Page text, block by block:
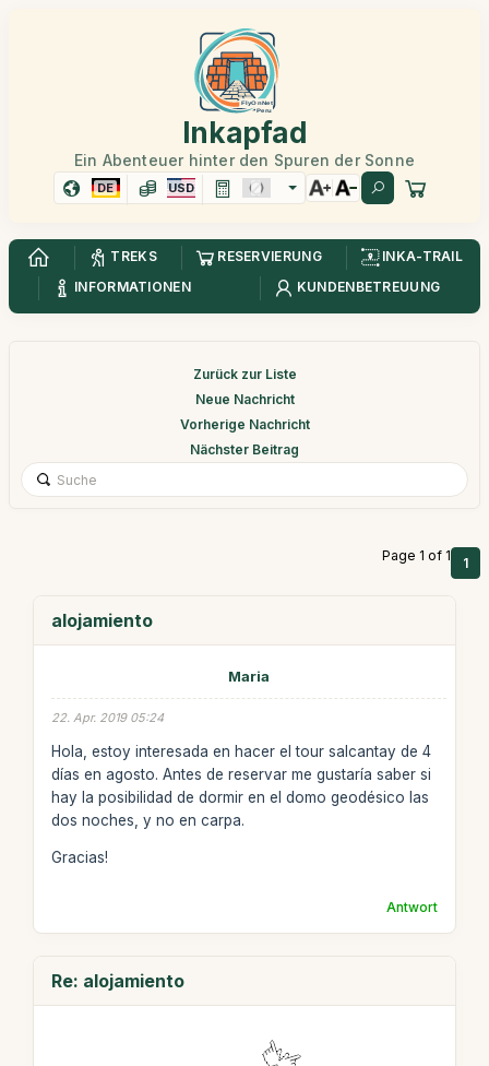
Inkapfad
Ein Abenteuer hinter den Spuren der Sonne
DE USD
TREKS RESERVIERUNG
INKA-TRAIL
INFORMATIONEN
KUNDENBETREUUNG
Zurück zur Liste
Neue Nachricht
Vorherige Nachricht
Nächster Beitrag
Page 1 of 1 1
alojamiento
Maria
22. Apr. 2019 05:24
Hola, estoy interesada en hacer el tour salcantay de 4
días en agosto. Antes de reservar me gustaría saber si
hay la posibilidad de dormir en el domo geodésico las
dos noches, y no en carpa.
Gracias!
Antwort
Re: alojamiento